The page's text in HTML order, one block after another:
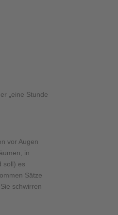
„eine Stunde
vor Augen
in
soll) es
Sätze
schwirren